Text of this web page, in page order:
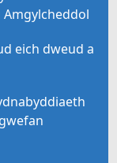
eich dweud a